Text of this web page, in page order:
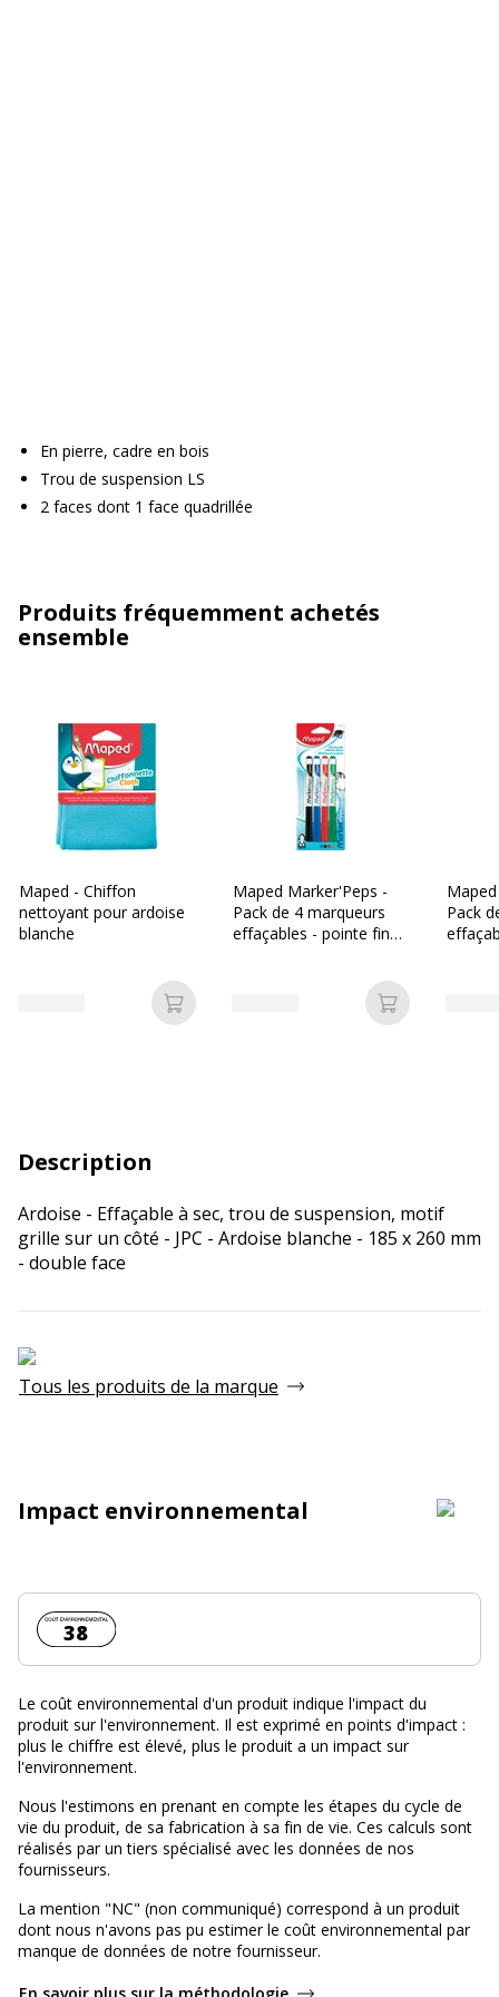
En pierre, cadre en bois
Trou de suspension LS
2 faces dont 1 face quadrillée
Produits fréquemment achetés
ensemble
Maped - Chiffon
nettoyant pour ardoise
blanche
Ajouter au panier
Maped Marker'Peps -
Pack de 4 marqueurs
effaçables - pointe fine -
Ajouter au
Pack
Description
Ardoise - Effaçable à sec, trou de suspension, motif
grille sur un côté - JPC - Ardoise blanche - 185 x 260 mm
- double face
Tous les produits de la marque
Impact environnemental
Coût environnemental :
38
Le coût environnemental d'un produit indique l'impact du
produit sur l'environnement. Il est exprimé en points d'impact :
plus le chiffre est élevé, plus le produit a un impact sur
l'environnement.
Nous l'estimons en prenant en compte les étapes du cycle de
vie du produit, de sa fabrication à sa fin de vie. Ces calculs sont
réalisés par un tiers spécialisé avec les données de nos
fournisseurs.
La mention "NC" (non communiqué) correspond à un produit
dont nous n'avons pas pu estimer le coût environnemental par
manque de données de notre fournisseur.